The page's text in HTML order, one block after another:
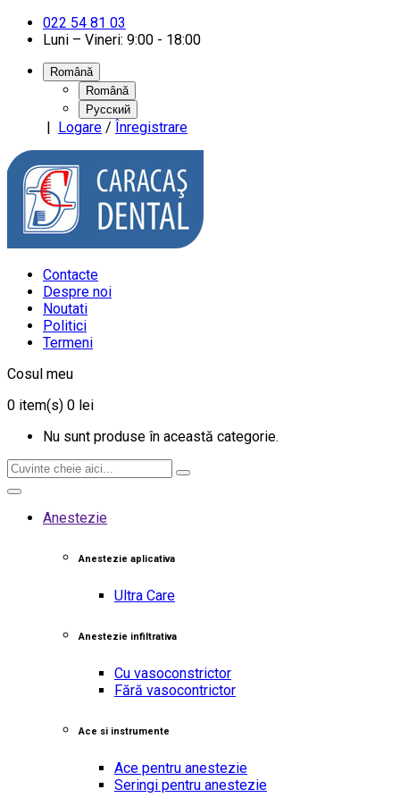
022 54 81 03
Luni – Vineri: 9:00 - 18:00
Română
Română
Русский
| Logare / Înregistrare
Contacte
Despre noi
Noutati
Politici
Termeni
Cosul meu
0 item(s) 0 lei
Nu sunt produse în această categorie.
Anestezie
Anestezie aplicativa
Ultra Care
Anestezie infiltrativa
Cu vasoconstrictor
Fără vasocontrictor
Ace si instrumente
Ace pentru anestezie
Seringi pentru anestezie